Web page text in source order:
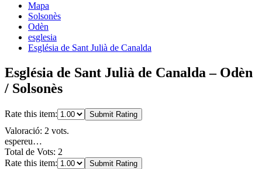
Mapa
Solsonès
Odèn
esglesia
Església de Sant Julià de Canalda
Església de Sant Julià de Canalda – Odèn
/ Solsonès
Rate this item: Submit Rating
Valoració: 2 vots.
espereu…
Total de Vots: 2
Rate this item:
Submit Rating